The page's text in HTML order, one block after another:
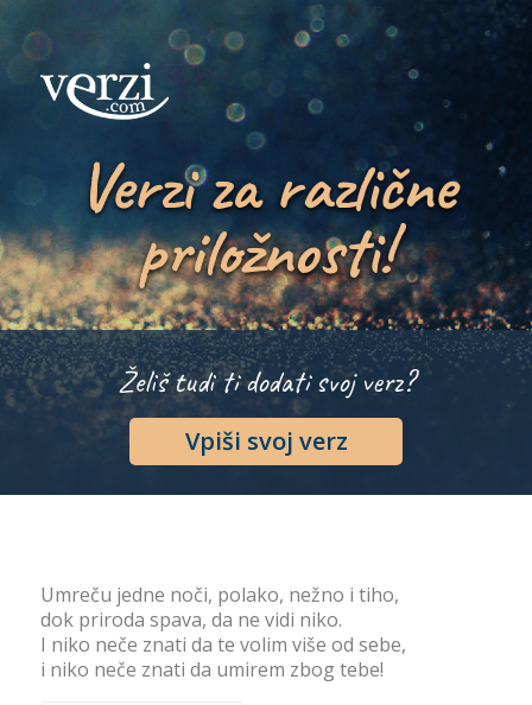
Verzi za različne
priložnosti!
Želiš tudi ti dodati svoj verz?
Vpiši svoj verz
Umreču jedne noči, polako, nežno i tiho,
dok priroda spava, da ne vidi niko.
I niko neče znati da te volim više od sebe,
i niko neče znati da umirem zbog tebe!